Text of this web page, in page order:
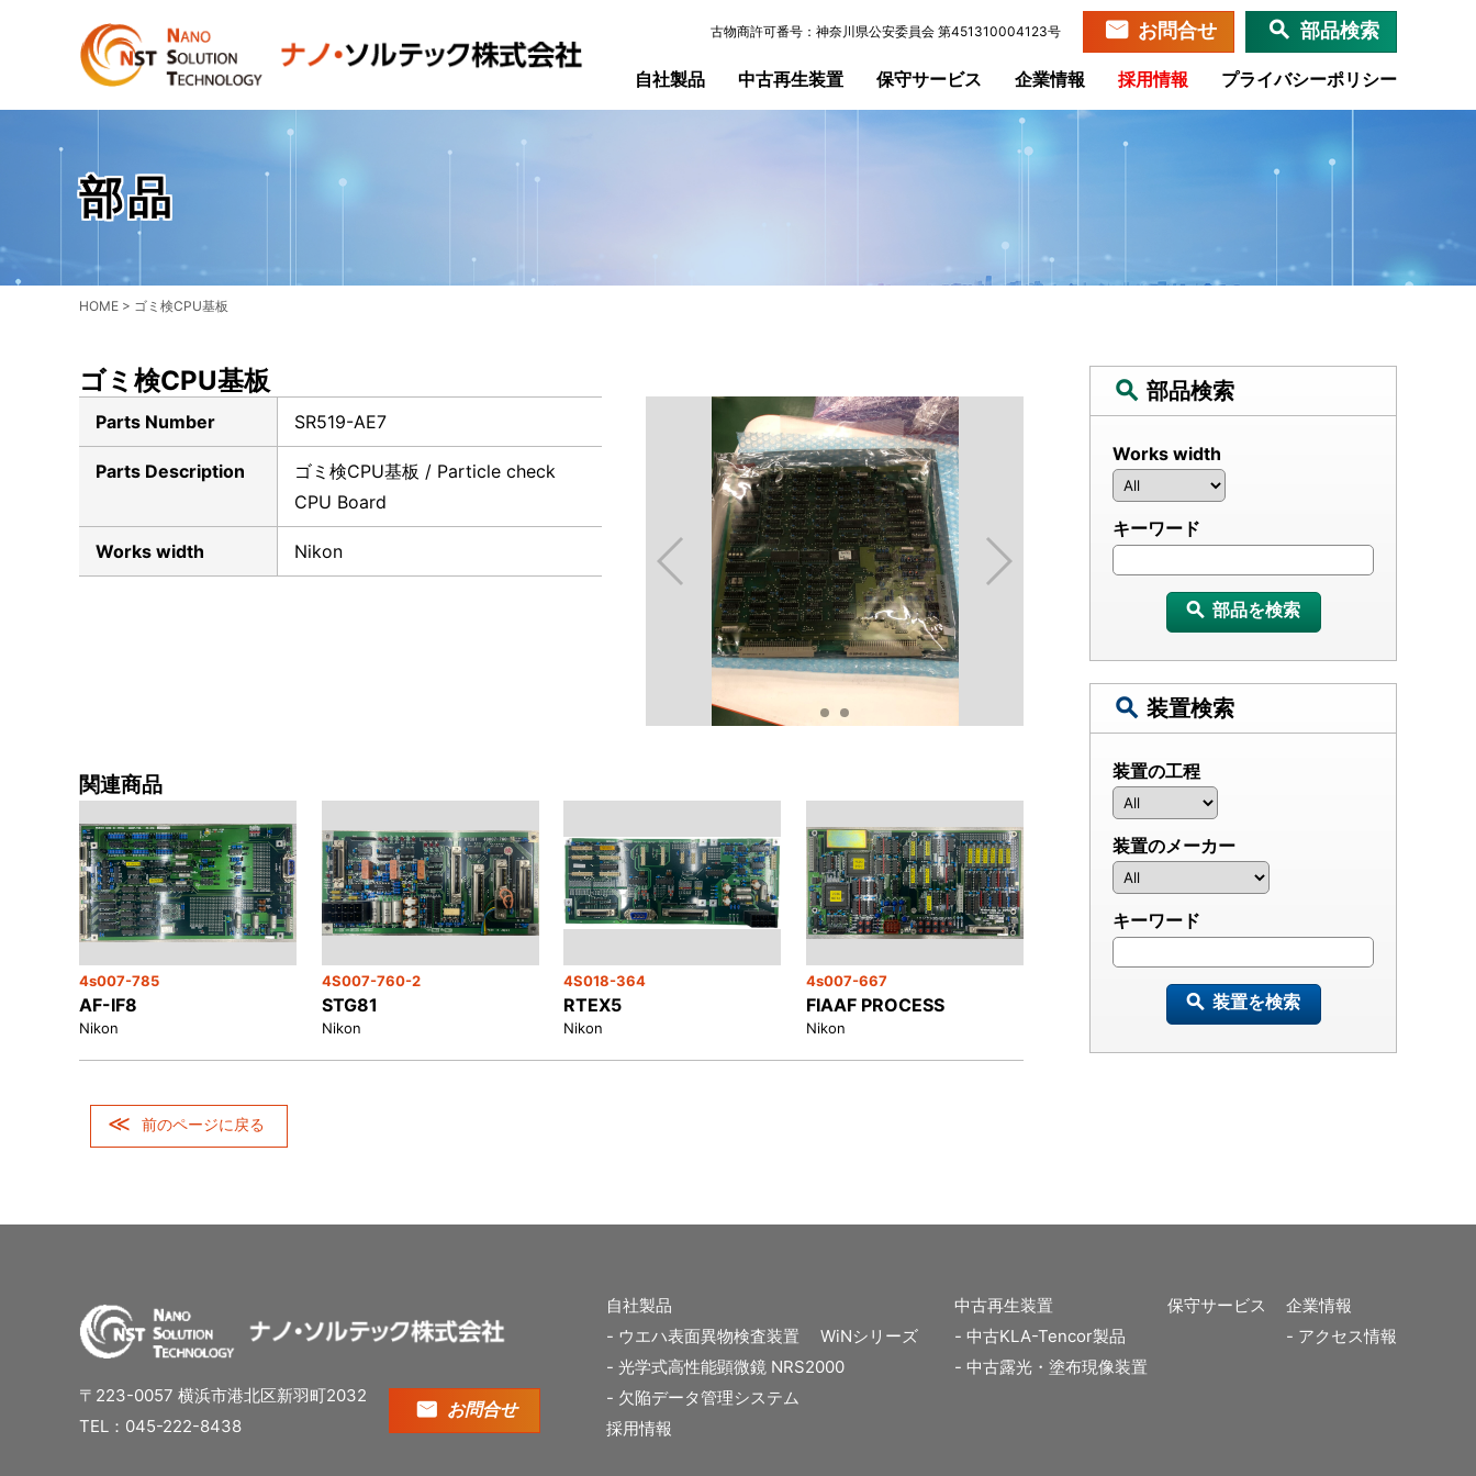
古物商許可番号：神奈川県公安委員会 第451310004123号 お問合せ 部品検索
自社製品 中古再生装置 保守サービス 企業情報 採用情報 プライバシーポリシー
部品
HOME > ゴミ検CPU基板
ゴミ検CPU基板
Parts Number SR519-AE7
Parts Description
ゴミ検CPU基板 / Particle check
CPU Board
Works width Nikon
関連商品
AF-IF8
4s007-785
Nikon
STG81
4S007-760-2
Nikon
RTEX5
4S018-364
Nikon
FIAAF PROCESS
4s007-667
Nikon
前のページに戻る
部品検索
Works width
キーワード
部品を検索
装置検索
装置の工程
装置のメーカー
キーワード
装置を検索
〒223-0057 横浜市港北区新羽町2032
TEL：045-222-8438
お問合せ
自社製品
ウエハ表面異物検査装置 WiNシリーズ
光学式高性能顕微鏡 NRS2000
欠陥データ管理システム
中古再生装置
中古KLA-Tencor製品
中古露光・塗布現像装置
保守サービス
企業情報
アクセス情報
採用情報